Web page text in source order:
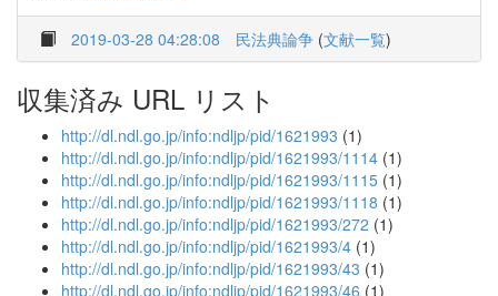
2019-03-28 04:28:08 民法典論争 (文献一覧)
収集済み URL リスト
http://dl.ndl.go.jp/info:ndljp/pid/1621993 (1)
http://dl.ndl.go.jp/info:ndljp/pid/1621993/1114 (1)
http://dl.ndl.go.jp/info:ndljp/pid/1621993/1115 (1)
http://dl.ndl.go.jp/info:ndljp/pid/1621993/1118 (1)
http://dl.ndl.go.jp/info:ndljp/pid/1621993/272 (1)
http://dl.ndl.go.jp/info:ndljp/pid/1621993/4 (1)
http://dl.ndl.go.jp/info:ndljp/pid/1621993/43 (1)
http://dl.ndl.go.jp/info:ndljp/pid/1621993/46 (1)